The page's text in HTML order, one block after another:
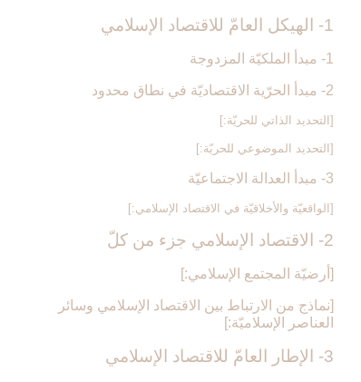
1- الهيكل العامّ للاقتصاد الإسلامي‏
1- مبدأ الملكيّة المزدوجة
2- مبدأ الحرّية الاقتصاديّة في نطاق محدود
[التحديد الذاتي للحريّة:]
[التحديد الموضوعي للحريّة:]
3- مبدأ العدالة الاجتماعيّة
[الواقعيّة والأخلاقيّة في الاقتصاد الإسلامي:]
2- الاقتصاد الإسلامي جزء من كلّ‏
[أرضيّة المجتمع الإسلامي:]
[نماذج من الارتباط بين الاقتصاد الإسلامي وسائر
العناصر الإسلاميّة:]
3- الإطار العامّ للاقتصاد الإسلامي‏